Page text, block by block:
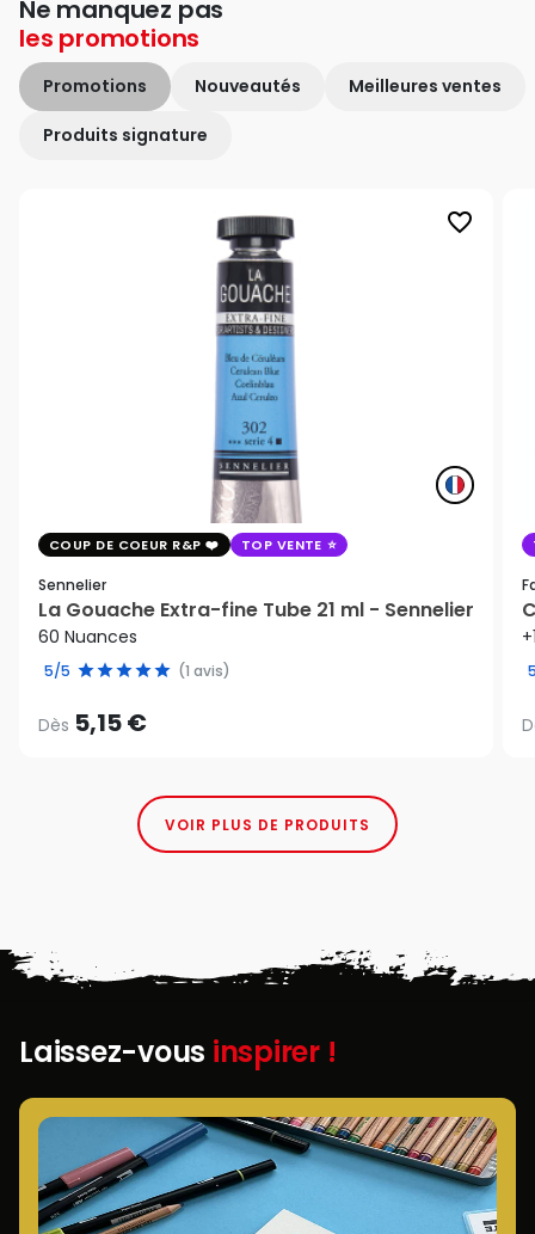
Ne manquez pas
les promotions
Promotions Nouveautés Meilleures ventes
Produits signature
favorite_border
COUP DE COEUR R&P TOP VENTE
Sennelier
La Gouache Extra-fine Tube 21 ml - Sennelier
60 Nuances
5/5 (1 avis)
Dès 5,15 €
VOIR PLUS DE PRODUITS
Laissez-vous inspirer !